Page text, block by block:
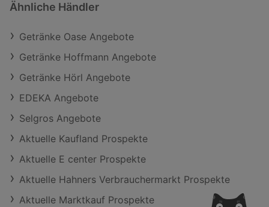
Ähnliche Händler
Getränke Oase Angebote
Getränke Hoffmann Angebote
Getränke Hörl Angebote
EDEKA Angebote
Selgros Angebote
Aktuelle Kaufland Prospekte
Aktuelle E center Prospekte
Aktuelle Hahners Verbrauchermarkt Prospekte
Aktuelle Marktkauf Prospekte